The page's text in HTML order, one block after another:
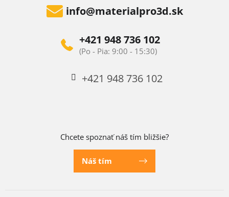
info@materialpro3d.sk
+421 948 736 102
+421 948 736 102
Chcete spoznať náš tím bližšie?
Náš tím